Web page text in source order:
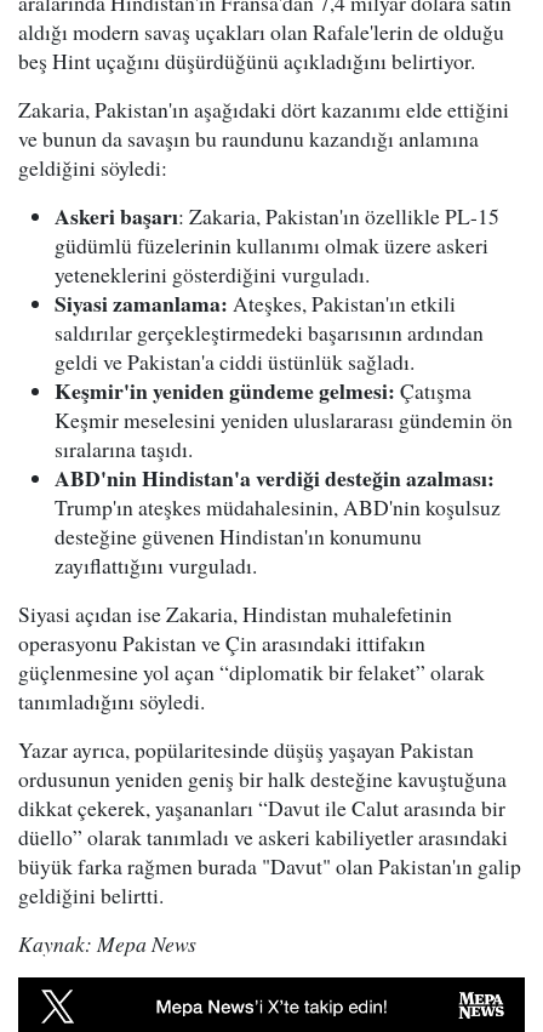
aldığı modern savaş uçakları olan Rafale'lerin de olduğu
beş Hint uçağını düşürdüğünü açıkladığını belirtiyor.
Zakaria, Pakistan'ın aşağıdaki dört kazanımı elde ettiğini
ve bunun da savaşın bu raundunu kazandığı anlamına
geldiğini söyledi:
Askeri başarı: Zakaria, Pakistan'ın özellikle PL-15
güdümlü füzelerinin kullanımı olmak üzere askeri
yeteneklerini gösterdiğini vurguladı.
Siyasi zamanlama: Ateşkes, Pakistan'ın etkili
saldırılar gerçekleştirmedeki başarısının ardından
geldi ve Pakistan'a ciddi üstünlük sağladı.
Keşmir'in yeniden gündeme gelmesi: Çatışma
Keşmir meselesini yeniden uluslararası gündemin ön
sıralarına taşıdı.
ABD'nin Hindistan'a verdiği desteğin azalması:
Trump'ın ateşkes müdahalesinin, ABD'nin koşulsuz
desteğine güvenen Hindistan'ın konumunu
zayıflattığını vurguladı.
Siyasi açıdan ise Zakaria, Hindistan muhalefetinin
operasyonu Pakistan ve Çin arasındaki ittifakın
güçlenmesine yol açan “diplomatik bir felaket” olarak
tanımladığını söyledi.
Yazar ayrıca, popülaritesinde düşüş yaşayan Pakistan
ordusunun yeniden geniş bir halk desteğine kavuştuğuna
dikkat çekerek, yaşananları “Davut ile Calut arasında bir
düello” olarak tanımladı ve askeri kabiliyetler arasındaki
büyük farka rağmen burada "Davut" olan Pakistan'ın galip
geldiğini belirtti.
Kaynak: Mepa News